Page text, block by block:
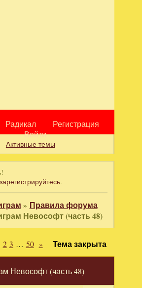
Радикал
Регистрация
Войти
Активные темы
зарегистрируйтесь.
» Правила форума
Невософт (часть 48)
Невософт (часть 48)
2 3 … 50 » Тема закрыта